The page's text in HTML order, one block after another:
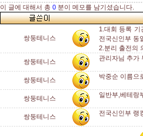
이 글에 대해서 총 0 분이 메모를 남기셨습니다.
쌍둥테니스
1.대회 등록 기
전국신인부 동
2.분리 출전의
쌍둥테니스 관리자님 추가
쌍둥테니스 박중순 이름으
쌍둥테니스 일반부,베테랑
쌍둥테니스 전국신인부 랭